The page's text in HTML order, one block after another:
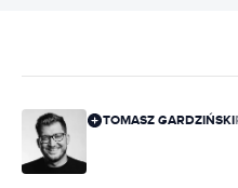
TOMASZ GARDZIŃSKI